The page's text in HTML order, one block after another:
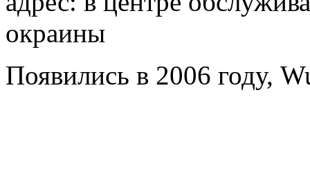
окраины
Появились в 2006 году,